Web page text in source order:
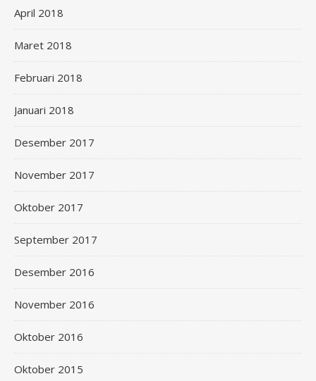
April 2018
Maret 2018
Februari 2018
Januari 2018
Desember 2017
November 2017
Oktober 2017
September 2017
Desember 2016
November 2016
Oktober 2016
Oktober 2015